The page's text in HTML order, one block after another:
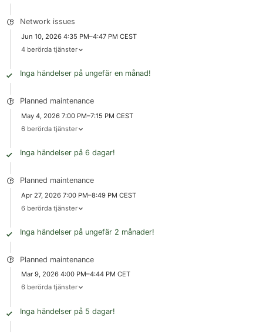
Network issues
Jun 10, 2026 4:35 PM–4:47 PM CEST
4 berörda tjänster
Inga händelser på ungefär en månad!
Planned maintenance
May 4, 2026 7:00 PM–7:15 PM CEST
6 berörda tjänster
Inga händelser på 6 dagar!
Planned maintenance
Apr 27, 2026 7:00 PM–8:49 PM CEST
6 berörda tjänster
Inga händelser på ungefär 2 månader!
Planned maintenance
Mar 9, 2026 4:00 PM–4:44 PM CET
6 berörda tjänster
Inga händelser på 5 dagar!